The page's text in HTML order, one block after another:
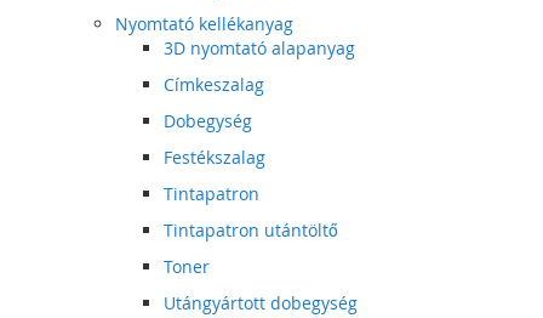
Nyomtató kellékanyag
3D nyomtató alapanyag
Címkeszalag
Dobegység
Festékszalag
Tintapatron
Tintapatron utántöltő
Toner
Utángyártott dobegység